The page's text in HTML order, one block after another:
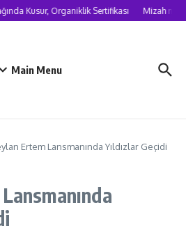
Kusur, Organiklik Sertifikası Mizah
Main Menu
Ertem Lansmanında Yıldızlar Geçidi